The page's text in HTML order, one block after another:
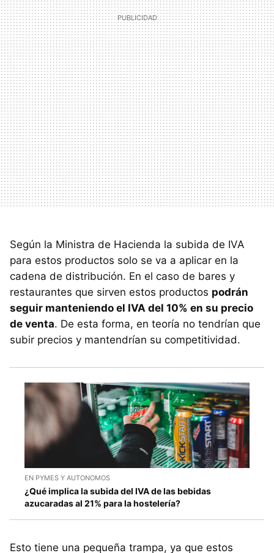
Según la Ministra de Hacienda la subida de IVA
para estos productos solo se va a aplicar en la
cadena de distribución. En el caso de bares y
restaurantes que sirven estos productos podrán
seguir manteniendo el IVA del 10% en su precio
de venta. De esta forma, en teoría no tendrían que
subir precios y mantendrían su competitividad.
EN PYMES Y AUTONOMOS
¿Qué implica la subida del IVA de las bebidas
azucaradas al 21% para la hostelería?
Esto tiene una pequeña trampa, ya que estos